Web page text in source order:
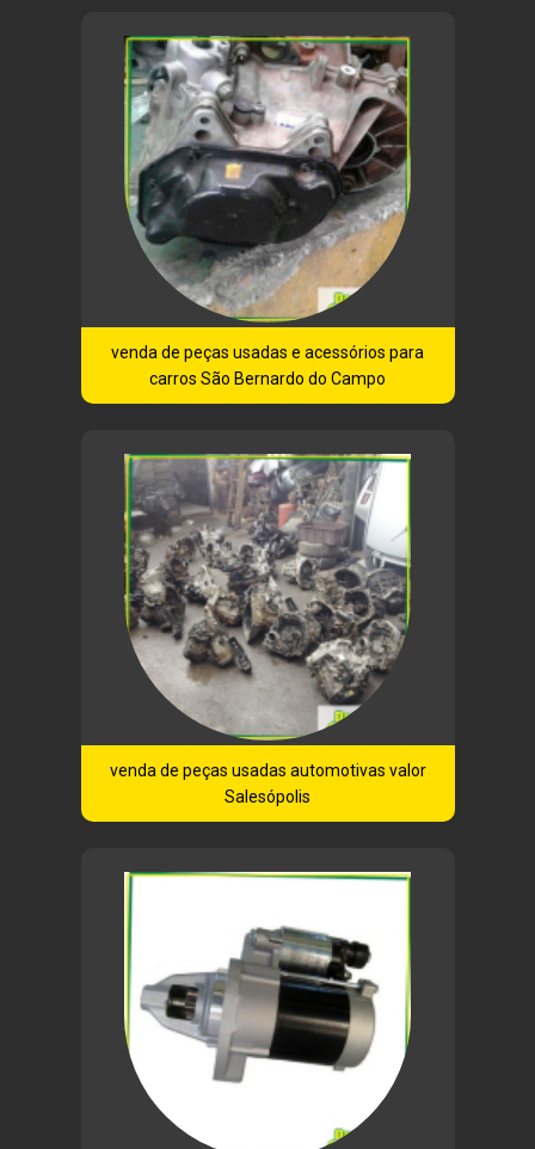
venda de peças usadas e acessórios para
carros São Bernardo do Campo
venda de peças usadas automotivas valor
Salesópolis